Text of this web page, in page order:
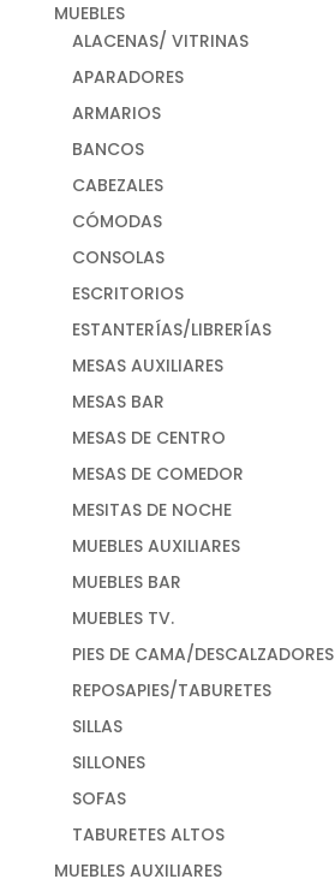
MUEBLES
ALACENAS/ VITRINAS
APARADORES
ARMARIOS
BANCOS
CABEZALES
CÓMODAS
CONSOLAS
ESCRITORIOS
ESTANTERÍAS/LIBRERÍAS
MESAS AUXILIARES
MESAS BAR
MESAS DE CENTRO
MESAS DE COMEDOR
MESITAS DE NOCHE
MUEBLES AUXILIARES
MUEBLES BAR
MUEBLES TV.
PIES DE CAMA/DESCALZADORES
REPOSAPIES/TABURETES
SILLAS
SILLONES
SOFAS
TABURETES ALTOS
MUEBLES AUXILIARES